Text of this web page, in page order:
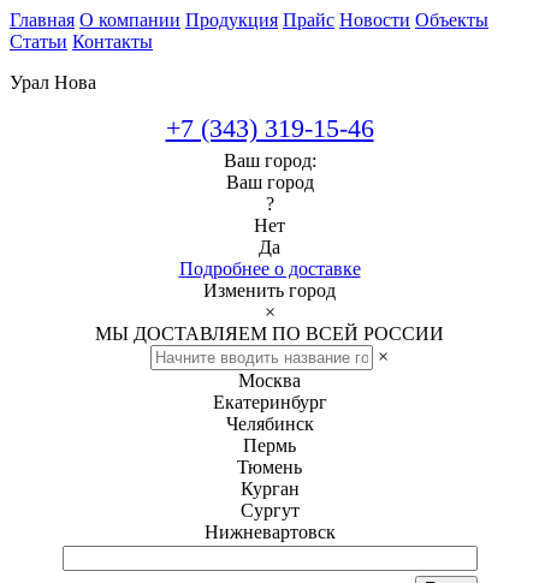
Главная О компании Продукция Прайс Новости Объекты
Статьи Контакты
Урал Нова
+7 (343) 319-15-46
Ваш город:
Ваш город
?
Нет
Да
Подробнее о доставке
Изменить город
×
МЫ ДОСТАВЛЯЕМ ПО ВСЕЙ РОССИИ
×
Москва
Екатеринбург
Челябинск
Пермь
Тюмень
Курган
Сургут
Нижневартовск